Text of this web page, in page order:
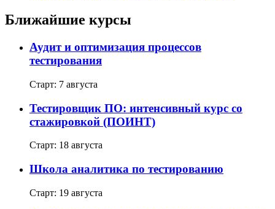
Ближайшие курсы
Аудит и оптимизация процессов
тестирования
Старт: 7 августа
Тестировщик ПО: интенсивный курс со
стажировкой (ПОИНТ)
Старт: 18 августа
Школа аналитика по тестированию
Старт: 19 августа